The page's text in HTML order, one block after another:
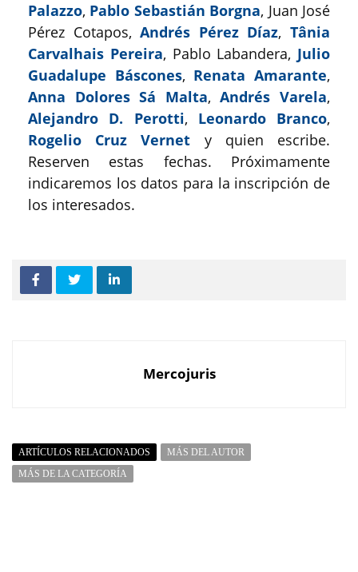
Palazzo, Pablo Sebastián Borgna, Juan José
Pérez Cotapos,Andrés Pérez Díaz,Tânia
Carvalhais Pereira, Pablo Labandera, Julio
Guadalupe Báscones, Renata Amarante,
Anna Dolores Sá Malta,Andrés Varela,
Alejandro D. Perotti, Leonardo Branco,
Rogelio Cruz Vernet y quien escribe.
Reserven estas fechas. Próximamente
indicaremos los datos para la inscripción de
los interesados.
Mercojuris
ARTÍCULOS RELACIONADOS
MÁS DEL AUTOR
MÁS DE LA CATEGORÍA